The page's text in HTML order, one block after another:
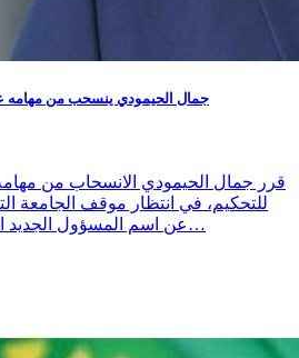
جمال الحيمودي ينسحب من مهامه
قرر جمال الحيمودي الانسحاب من
للتحكيم، في انتظار موقف الجامعة
عن اسم المسؤول الجديد الذي سيتولى الإشراف على…